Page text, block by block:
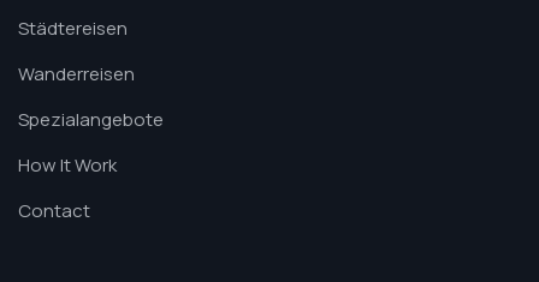
Städtereisen
Wanderreisen
Spezialangebote
How It Work
Contact